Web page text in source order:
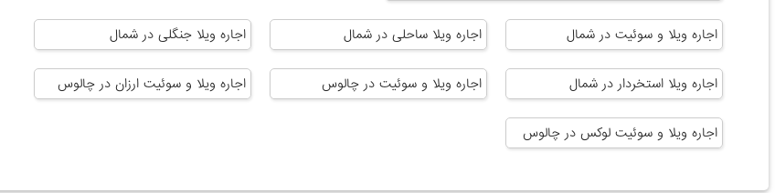
اجاره ویلا و سوئیت در شمال اجاره ویلا ساحلی در شمال اجاره ویلا جنگلی در شمال
اجاره ویلا استخردار در شمال اجاره ویلا و سوئیت در چالوس اجاره ویلا و سوئیت ارزان در چالوس
اجاره ویلا و سوئیت لوکس در چالوس